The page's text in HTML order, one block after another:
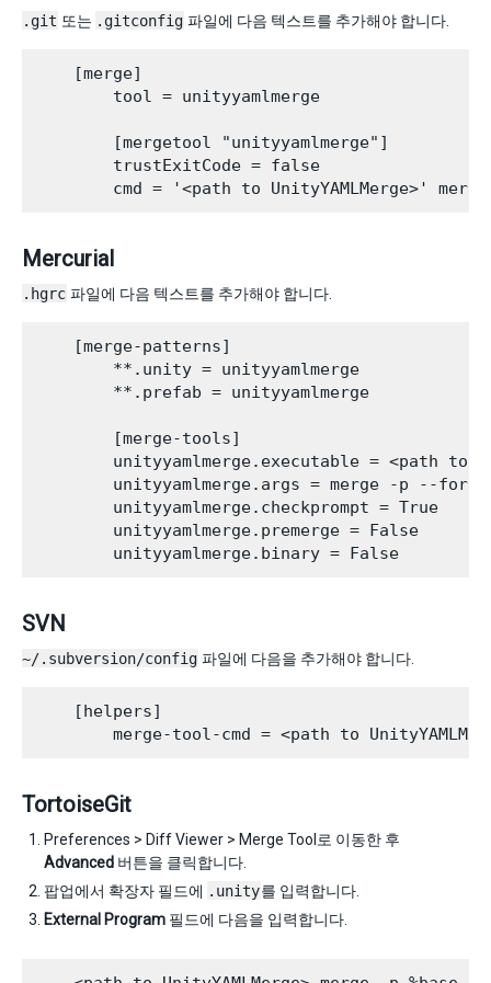
.git 또는 .gitconfig 파일에 다음 텍스트를 추가해야 합니다.
    [merge]
        tool = unityyamlmerge
        [mergetool "unityyamlmerge"]
        trustExitCode = false
Mercurial
.hgrc 파일에 다음 텍스트를 추가해야 합니다.
    [merge-patterns]
        **.unity = unityyamlmerge
        **.prefab = unityyamlmerge
        [merge-tools]
unityyamlmerge.executable = <path to
unityyamlmerge.args = merge -p --
        unityyamlmerge.checkprompt = True
        unityyamlmerge.premerge = False
SVN
~/.subversion/config 파일에 다음을 추가해야 합니다.
    [helpers]
TortoiseGit
Preferences > Diff Viewer > Merge Tool로 이동한 후
Advanced 버튼을 클릭합니다.
팝업에서 확장자 필드에 .unity를 입력합니다.
External Program 필드에 다음을 입력합니다.